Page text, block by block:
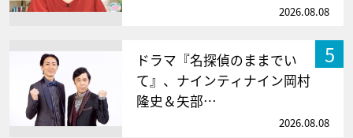
2026.08.08
5
ドラマ『名探偵のままでい
て』、ナインティナイン岡村
隆史＆矢部…
2026.08.08